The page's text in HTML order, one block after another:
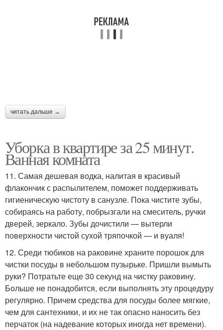
читать дальше →
Уборка в квартире за 25 минут.
Ванная комната
11. Самая дешевая водка, налитая в красивый
флакончик с распылителем, поможет поддерживать
гигиеническую чистоту в санузле. Пока чистите зубы,
собираясь на работу, побрызгали на смеситель, ручки
дверей, зеркало. Зубы дочистили — вытерли
поверхности чистой сухой тряпочкой — и вуаля!
12. Среди тюбиков на раковине храните порошок для
чистки посуды в небольшом пузырьке. Пришли вымыть
руки? Потратьте еще 30 секунд на чистку раковину.
Больше не понадобится, если выполнять эту процедуру
регулярно. Причем средства для посуды более мягкие,
чем для сантехники, и их не так опасно наносить без
перчаток (на надевание которых иногда нет времени).